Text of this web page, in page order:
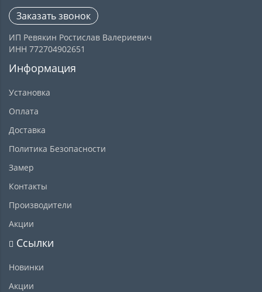
Заказать звонок
ИП Ревякин Ростислав Валериевич
ИНН 772704902651
Информация
Установка
Оплата
Доставка
Политика Безопасности
Замер
Контакты
Производители
Акции
Ссылки
Новинки
Акции